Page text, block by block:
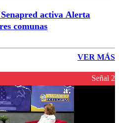
activa Alerta
comunas
VER MÁS
Señal 2